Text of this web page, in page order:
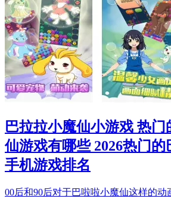
巴拉拉小魔仙小游戏 热门
仙游戏有哪些 2026热门
手机游戏排名
00后和90后对于巴啦啦小魔仙这样的